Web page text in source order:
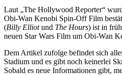
Laut „The Hollywood Reporter“
Obi-Wan Kenobi Spin-Off Film
(Billy Elliotund The Hours) ist in
neuen Star Wars Film um Obi-Wan
Dem Artikel zufolge befindet sich
Stadium und es gibt noch keinerlei
Sobald es neue Informationen gibt,